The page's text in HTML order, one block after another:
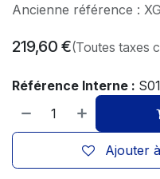
Ancienne référence :
219,60 €(Toutes taxes
Référence Interne :
Ajouter